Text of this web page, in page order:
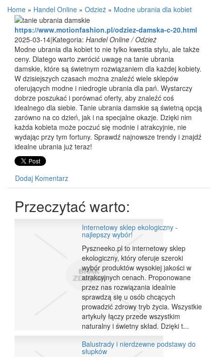
Home » Handel Online » Odzież » Modne ubrania dla kobiet
https://www.motionfashion.pl/odziez-damska-c-20.html
2025-03-14|Kategoria: Handel Online / Odzież
Modne ubrania dla kobiet to nie tylko kwestia stylu, ale także
ceny. Dlatego warto zwrócić uwagę na tanie ubrania
damskie, które są świetnym rozwiązaniem dla każdej kobiety.
W dzisiejszych czasach można znaleźć wiele sklepów
oferujących modne i niedrogie ubrania dla pań. Wystarczy
dobrze poszukać i porównać oferty, aby znaleźć coś
idealnego dla siebie. Tanie ubrania damskie są świetną opcją
zarówno na co dzień, jak i na specjalne okazje. Dzięki nim
każda kobieta może poczuć się modnie i atrakcyjnie, nie
wydając przy tym fortuny. Sprawdź najnowsze trendy i znajdź
idealne ubrania już teraz!
Dodaj Komentarz
Przeczytać warto:
Internetowy sklep ekologiczny -
najlepszy wybór!
Pyszneeko.pl to internetowy sklep
ekologiczny, który oferuje szeroki
wybór produktów wysokiej jakości w
atrakcyjnych cenach. Proponowane
przez nas rozwiązania idealnie
sprawdzą się u osób chcących
prowadzić zdrowy tryb życia. Wszystkie
artykuły łączy przede wszystkim
naturalny i świetny skład. Dzięki t...
Balustrady i nierdzewne podstawy do
słupków